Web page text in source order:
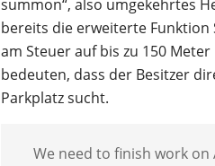
summon“, also umgekehrtes
bereits die erweiterte
am Steuer auf bis zu 150
bedeuten, dass der Besitzer
Parkplatz sucht.
We need to finish work